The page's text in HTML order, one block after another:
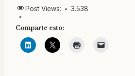
Post Views: 3.538
Comparte esto: